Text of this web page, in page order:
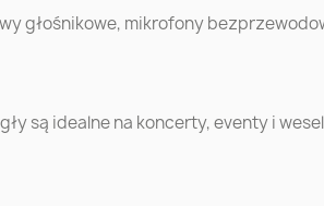
Zamość
głośnikowe, mikrofony
są idealne na koncerty, eventy i